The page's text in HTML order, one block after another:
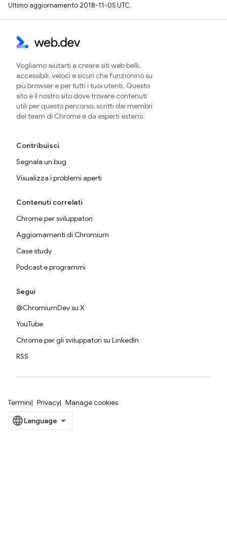
Ultimo aggiornamento 2018-11-05 UTC.
Vogliamo aiutarti a creare siti web belli,
accessibili, veloci e sicuri che funzionino su
più browser e per tutti i tuoi utenti. Questo
sito è il nostro sito dove trovare contenuti
utili per questo percorso, scritti dai membri
del team di Chrome e da esperti esterni.
Contribuisci
Segnala un bug
Visualizza i problemi aperti
Contenuti correlati
Chrome per sviluppatori
Aggiornamenti di Chromium
Case study
Podcast e programmi
Segui
@ChromiumDev su X
YouTube
Chrome per gli sviluppatori su LinkedIn
RSS
Termini Privacy Manage cookies